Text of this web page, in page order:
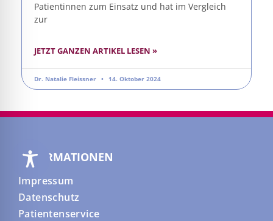
Patientinnen zum Einsatz und hat im Vergleich
zur
JETZT GANZEN ARTIKEL LESEN »
Dr. Natalie Fleissner 14. Oktober 2024
INFORMATIONEN
Impressum
Datenschutz
Patientenservice